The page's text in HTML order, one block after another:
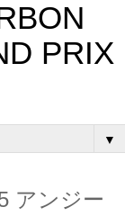
PRIX
▼
アンジー